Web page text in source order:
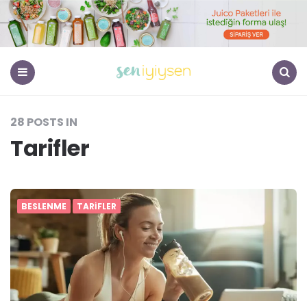
28 POSTS IN
Tarifler
BESLENME TARIFLER